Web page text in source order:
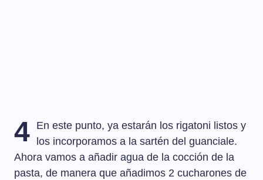
4 En este punto, ya estarán los rigatoni listos y
los incorporamos a la sartén del guanciale.
Ahora vamos a añadir agua de la cocción de la
pasta, de manera que añadimos 2 cucharones de